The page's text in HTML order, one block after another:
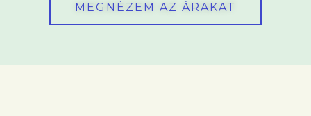
MEGNÉZEM AZ ÁRAKAT